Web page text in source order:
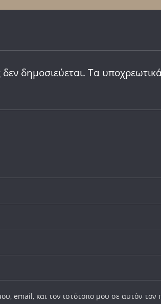
δημοσιεύεται. Τα
email, και τον ιστότοπο μου σε αυτόν